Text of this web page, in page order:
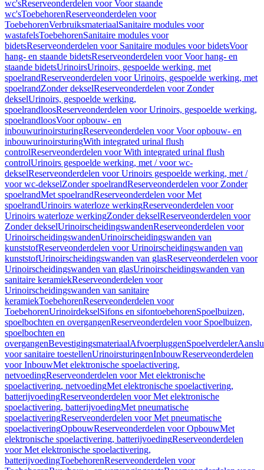
wc'sReserveonderdelen voor Voor staande
wc'sToebehorenReserveonderdelen voor
ToebehorenVerbruiksmateriaalSanitaire modules voor
wastafelsToebehorenSanitaire modules voor
bidetsReserveonderdelen voor Sanitaire modules voor bidetsVoor
hang- en staande bidetsReserveonderdelen voor Voor hang- en
staande bidetsUrinoirsUrinoirs, gespoelde werking, met
spoelrandReserveonderdelen voor Urinoirs, gespoelde werking, met
spoelrandZonder dekselReserveonderdelen voor Zonder
dekselUrinoirs, gespoelde werking,
spoelrandloosReserveonderdelen voor Urinoirs, gespoelde werking,
spoelrandloosVoor opbouw- en
inbouwurinoirsturingReserveonderdelen voor Voor opbouw- en
inbouwurinoirsturingWith integrated urinal flush
controlReserveonderdelen voor With integrated urinal flush
controlUrinoirs gespoelde werking, met / voor wc-
dekselReserveonderdelen voor Urinoirs gespoelde werking, met /
voor wc-dekselZonder spoelrandReserveonderdelen voor Zonder
spoelrandMet spoelrandReserveonderdelen voor Met
spoelrandUrinoirs waterloze werkingReserveonderdelen voor
Urinoirs waterloze werkingZonder dekselReserveonderdelen voor
Zonder dekselUrinoirscheidingswandenReserveonderdelen voor
UrinoirscheidingswandenUrinoirscheidingswanden van
kunststofReserveonderdelen voor Urinoirscheidingswanden van
kunststofUrinoirscheidingswanden van glasReserveonderdelen voor
Urinoirscheidingswanden van glasUrinoirscheidingswanden van
sanitaire keramiekReserveonderdelen voor
Urinoirscheidingswanden van sanitaire
keramiekToebehorenReserveonderdelen voor
ToebehorenUrinoirdekselSifons en sifontoebehorenSpoelbuizen,
spoelbochten en overgangenReserveonderdelen voor Spoelbuizen,
spoelbochten en
overgangenBevestigingsmateriaalAfvoerpluggenSpoelverdeler
voor sanitaire toestellenUrinoirsturingenInbouwReserveonderdelen
voor InbouwMet elektronische spoelactivering,
netvoedingReserveonderdelen voor Met elektronische
spoelactivering, netvoedingMet elektronische spoelactivering,
batterijvoedingReserveonderdelen voor Met elektronische
spoelactivering, batterijvoedingMet pneumatische
spoelactiveringReserveonderdelen voor Met pneumatische
spoelactiveringOpbouwReserveonderdelen voor OpbouwMet
elektronische spoelactivering, batterijvoedingReserveonderdelen
voor Met elektronische spoelactivering,
batterijvoedingToebehorenReserveonderdelen voor